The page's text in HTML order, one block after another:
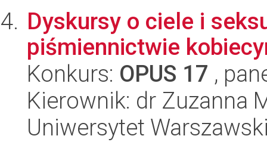
Dyskursy o ciele i
piśmiennictwie
Konkurs: OPUS 17 ,
Kierownik: dr Zuzanna
Uniwersytet